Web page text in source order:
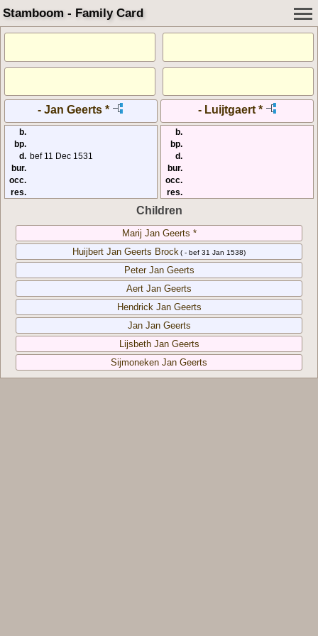
Stamboom - Family Card
- Jan Geerts * - Luijtgaert *
b.
bp.
d. bef 11 Dec 1531
bur.
occ.
res.
b.
bp.
d.
bur.
occ.
res.
Children
Marij Jan Geerts *
Huijbert Jan Geerts Brock( - bef 31 Jan 1538)
Peter Jan Geerts
Aert Jan Geerts
Hendrick Jan Geerts
Jan Jan Geerts
Lijsbeth Jan Geerts
Sijmoneken Jan Geerts